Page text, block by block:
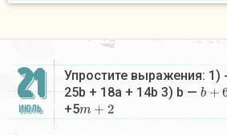
21
ИЮЛЬ
Упростите выражения: 1)
25b + 18a + 14b 3) b —b +6
+5
2